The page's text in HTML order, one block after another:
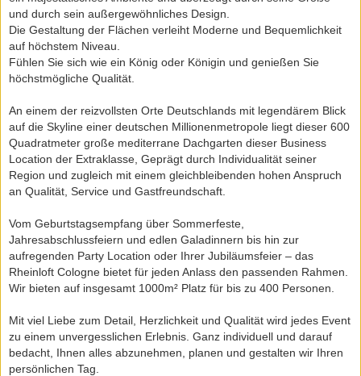
und durch sein außergewöhnliches Design.
Die Gestaltung der Flächen verleiht Moderne und Bequemlichkeit
auf höchstem Niveau.
Fühlen Sie sich wie ein König oder Königin und genießen Sie
höchstmögliche Qualität.
An einem der reizvollsten Orte Deutschlands mit legendärem Blick
auf die Skyline einer deutschen Millionenmetropole liegt dieser 600
Quadratmeter große mediterrane Dachgarten dieser Business
Location der Extraklasse, Geprägt durch Individualität seiner
Region und zugleich mit einem gleichbleibenden hohen Anspruch
an Qualität, Service und Gastfreundschaft.
Vom Geburtstagsempfang über Sommerfeste,
Jahresabschlussfeiern und edlen Galadinnern bis hin zur
aufregenden Party Location oder Ihrer Jubiläumsfeier – das
Rheinloft Cologne bietet für jeden Anlass den passenden Rahmen.
Wir bieten auf insgesamt 1000m² Platz für bis zu 400 Personen.
Mit viel Liebe zum Detail, Herzlichkeit und Qualität wird jedes Event
zu einem unvergesslichen Erlebnis. Ganz individuell und darauf
bedacht, Ihnen alles abzunehmen, planen und gestalten wir Ihren
persönlichen Tag.